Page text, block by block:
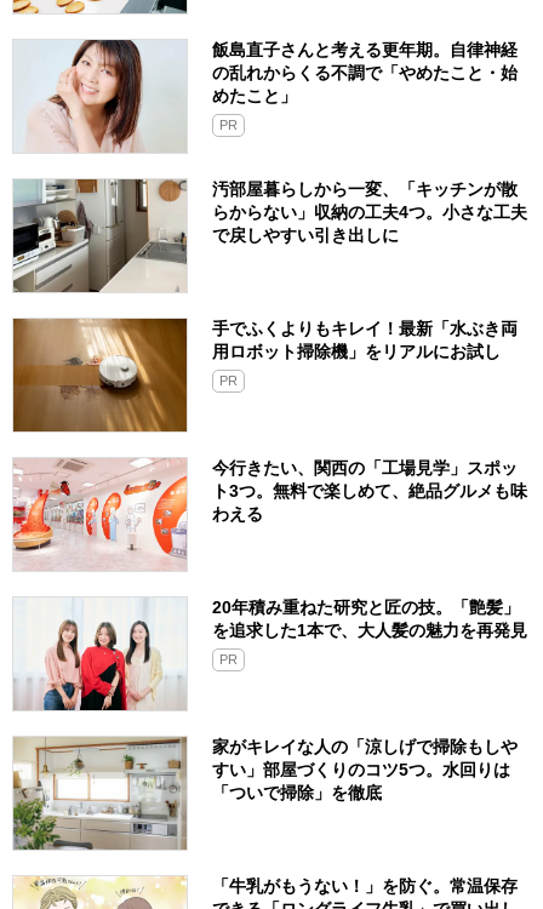
飯島直子さんと考える更年期。自律神経
の乱れからくる不調で「やめたこと・始
めたこと」
PR
汚部屋暮らしから一変、「キッチンが散
らからない」収納の工夫4つ。小さな工夫
で戻しやすい引き出しに
手でふくよりもキレイ！最新「水ぶき両
用ロボット掃除機」をリアルにお試し
PR
今行きたい、関西の「工場見学」スポッ
ト3つ。無料で楽しめて、絶品グルメも味
わえる
20年積み重ねた研究と匠の技。「艶髪」
を追求した1本で、大人髪の魅力を再発見
PR
家がキレイな人の「涼しげで掃除もしや
すい」部屋づくりのコツ5つ。水回りは
「ついで掃除」を徹底
「牛乳がもうない！」を防ぐ。常温保存